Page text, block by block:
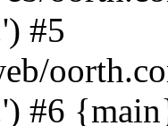
#5
#6